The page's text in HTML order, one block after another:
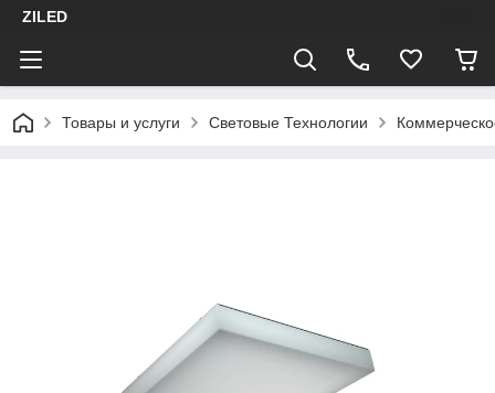
ZILED
Товары и услуги Световые Технологии